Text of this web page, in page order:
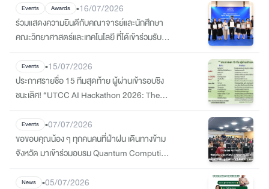
Events Awards •16/07/2026
ร่วมแสดงความยินดีกับคณาจารย์และนักศึกษา
คณะวิทยาศาสตร์และเทคโนโลยี ที่ได้เข้าร่วมรับ
Contributions
Events •15/07/2026
ประกาศรายชื่อ 15 ทีมสุดท้าย ผู้ผ่านเข้ารอบชิง
ชนะเลิศ! “UTCC AI Hackathon 2026: The
Events •07/07/2026
ขอขอบคุณน้อง ๆ ทุกคนคนที่ฝ่าฝน เดินทางข้าม
จังหวัด มาเข้าร่วมอบรม Quantum Computing
News •05/07/2026